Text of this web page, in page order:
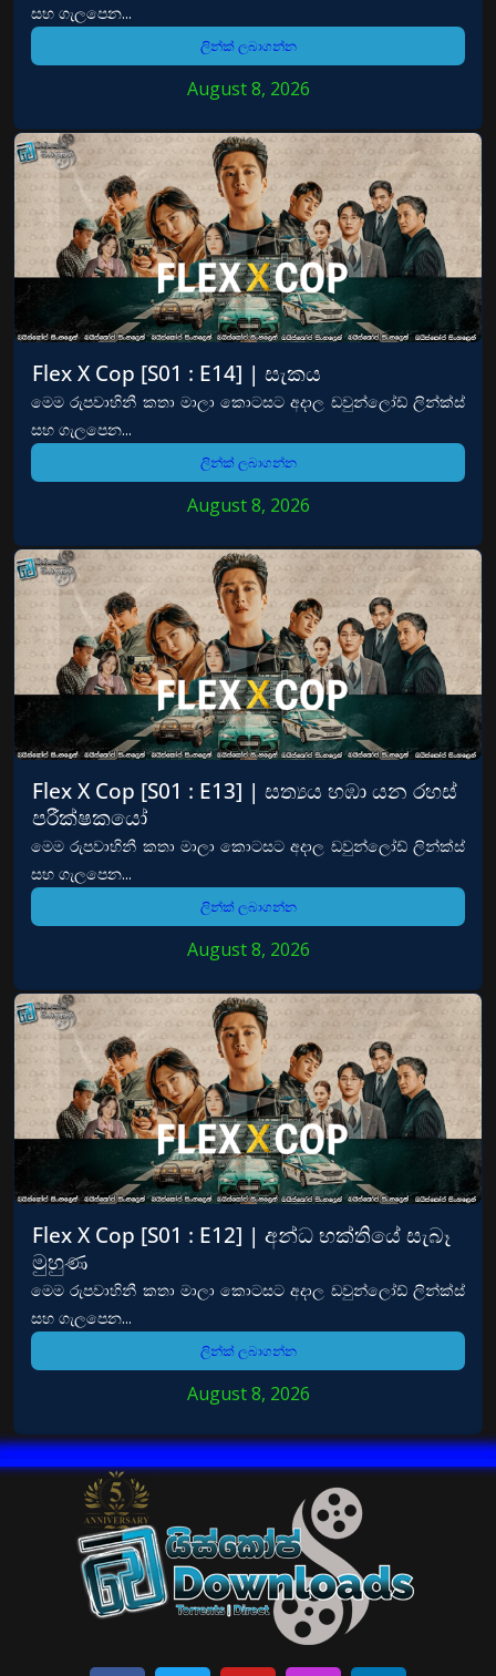
සහ ගැලපෙන...
ලින්ක් ලබාගන්න
August 8, 2026
Flex X Cop [S01 : E14] | සැකය
මෙම රුපවාහිනී කතා මාලා කොටසට අදාල ඩවුන්ලෝඩ් ලින්ක්ස්
සහ ගැලපෙන...
ලින්ක් ලබාගන්න
August 8, 2026
Flex X Cop [S01 : E13] | සත්‍යය හඹා යන රහස්
පරීක්ෂකයෝ
මෙම රුපවාහිනී කතා මාලා කොටසට අදාල ඩවුන්ලෝඩ් ලින්ක්ස්
සහ ගැලපෙන...
ලින්ක් ලබාගන්න
August 8, 2026
Flex X Cop [S01 : E12] | අන්ධ භක්තියේ සැබෑ
මුහුණ
මෙම රුපවාහිනී කතා මාලා කොටසට අදාල ඩවුන්ලෝඩ් ලින්ක්ස්
සහ ගැලපෙන...
ලින්ක් ලබාගන්න
August 8, 2026